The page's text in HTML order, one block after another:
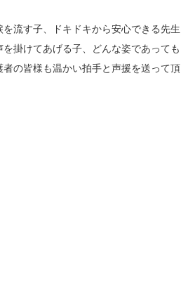
流す子、ドキドキから安心できる先生
掛けてあげる子、どんな姿であっても
の皆様も温かい拍手と声援を送って頂